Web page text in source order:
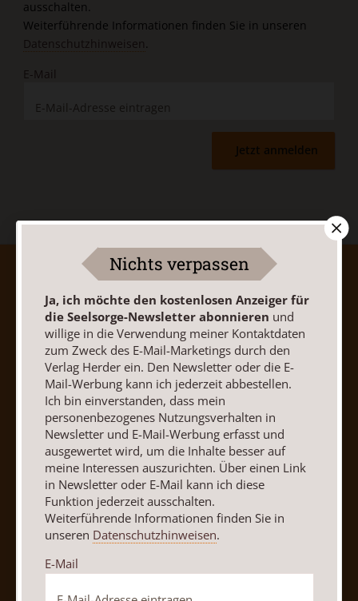
ausschalten.
Weiterführende Informationen finden Sie in unseren
Datenschutzhinweisen.
E-Mail
Jetzt anmelden
AGB und Widerrufsbelehrung
Datenschutz
Barrierefreiheit
Impressum
Vertrag widerrufen Abo online kündigen
Nach oben
Nichts verpassen
Ja, ich möchte den kostenlosen Anzeiger für
die Seelsorge-Newsletter abonnieren und
willige in die Verwendung meiner Kontaktdaten
zum Zweck des E-Mail-Marketings durch den
Verlag Herder ein. Den Newsletter oder die E-
Mail-Werbung kann ich jederzeit abbestellen.
Ich bin einverstanden, dass mein
personenbezogenes Nutzungsverhalten in
Newsletter und E-Mail-Werbung erfasst und
ausgewertet wird, um die Inhalte besser auf
meine Interessen auszurichten. Über einen Link
in Newsletter oder E-Mail kann ich diese
Funktion jederzeit ausschalten.
Weiterführende Informationen finden Sie in
unseren Datenschutzhinweisen.
E-Mail